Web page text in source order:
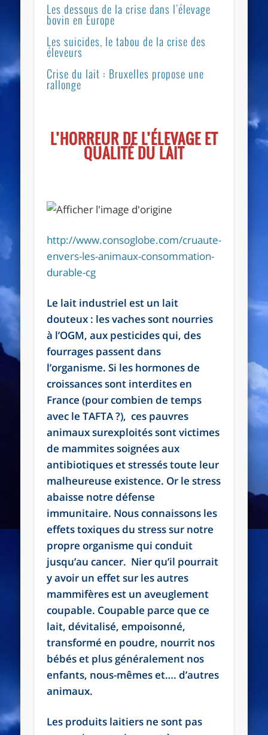
Les dessous de la crise dans l’élevage
bovin en Europe
Les suicides, le tabou de la crise des
éleveurs
Crise du lait : Bruxelles propose une
rallonge
L’HORREUR DE L’ÉLEVAGE ET
QUALITÉ DU LAIT
http://www.consoglobe.com/cruaute-
envers-les-animaux-consommation-
durable-cg
Le lait industriel est un lait
douteux : les vaches sont nourries
à l’OGM, aux pesticides qui, des
fourrages passent dans
l’organisme. Si les hormones de
croissances sont interdites en
France (pour combien de temps
avec le TAFTA ?), ces pauvres
animaux surexploités sont victimes
de mammites soignées aux
antibiotiques et stressés toute leur
malheureuse existence. Or le stress
abaisse notre défense
immunitaire. Nous connaissons les
effets toxiques du stress sur notre
propre organisme qui conduit
jusqu’au cancer. Nier qu’il pourrait
y avoir un effet sur les autres
mammifères est un aveuglement
coupable. Coupable parce que ce
lait, dévitalisé, empoisonné,
transformé en poudre, nourrit nos
bébés et plus généralement nos
enfants, nous-mêmes et…. d’autres
animaux.
Les produits laitiers ne sont pas